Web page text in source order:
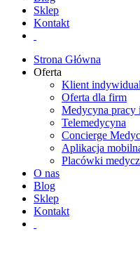
Sklep
Kontakt
Strona Główna
Oferta
Klient
Oferta dla firm
Medycyna pracy
Telemedycyna
Concierge
Aplikacja
Placówki
O nas
Blog
Sklep
Kontakt